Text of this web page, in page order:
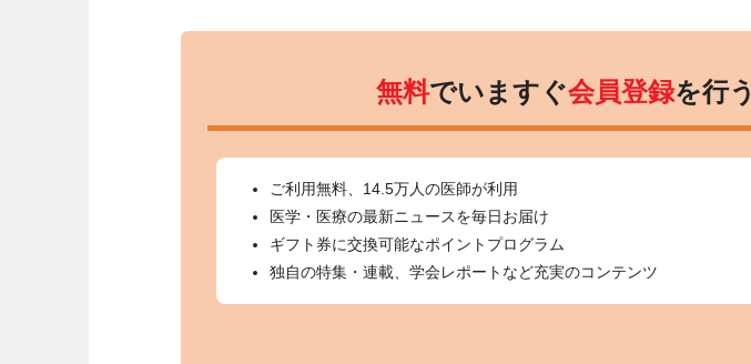
無料でいますぐ会員登録を行う
ご利用無料、14.5万人の医師が利用
医学・医療の最新ニュースを毎日お届け
ギフト券に交換可能なポイントプログラム
独自の特集・連載、学会レポートなど充実のコンテンツ